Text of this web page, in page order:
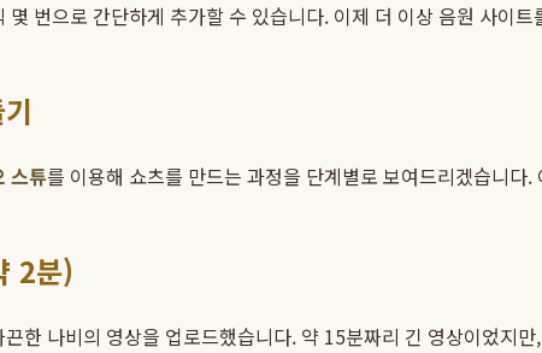
번으로 간단하게 추가할 수 있습니다. 이제 더 이상 음원 사이
스튜를 이용해 쇼츠를 만드는 과정을 단계별로 보여드리겠습니다
2분)
한 나비의 영상을 업로드했습니다. 약 15분짜리 긴 영상이었지